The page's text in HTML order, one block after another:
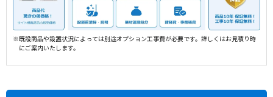
※既設商品や設置状況によっては別途オプション工事費が必要です。詳しくはお見積り時
にご案内いたします。